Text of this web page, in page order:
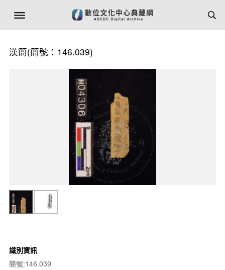
漢簡(簡號：146.039)
識別資訊
簡號:146.039